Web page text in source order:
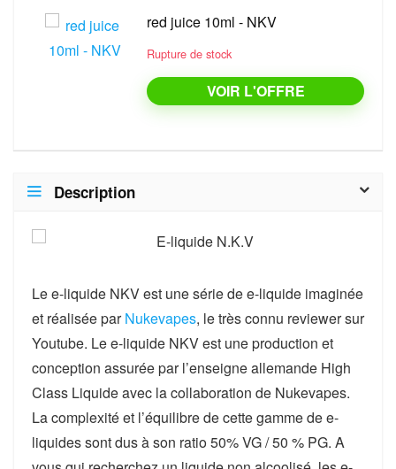
red juice 10ml - NKV
Rupture de stock
VOIR L'OFFRE
Description
Le e-liquide NKV est une série de e-liquide imaginée
et réalisée parNukevapes, le très connu reviewer sur
Youtube. Le e-liquide NKV est une production et
conception assurée par l’enseigne allemande High
Class Liquide avec la collaboration de Nukevapes.
La complexité et l’équilibre de cette gamme de e-
liquides sont dus à son ratio 50% VG / 50 % PG. A